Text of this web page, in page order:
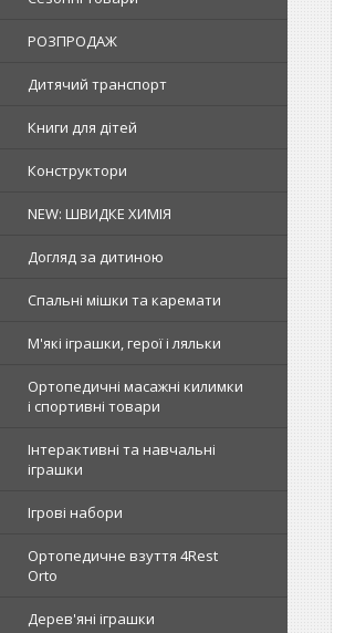
РОЗПРОДАЖ
Дитячий транспорт
Книги для дітей
Конструктори
NEW: ШВИДКЕ ХИМІЯ
Догляд за дитиною
Спальні мішки та каремати
М'які іграшки, герої і ляльки
Ортопедичні масажні килимки
і спортивні товари
Інтерактивні та навчальні
іграшки
Ігрові набори
Ортопедичне взуття 4Rest
Orto
Дерев'яні іграшки